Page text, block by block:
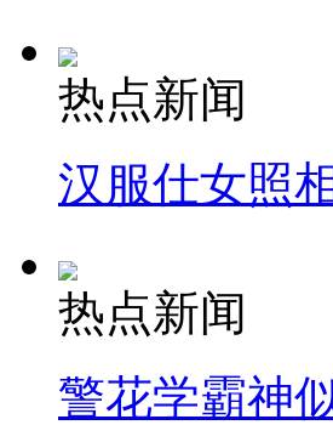
热点新闻
汉服仕女照
热点新闻
警花学霸神